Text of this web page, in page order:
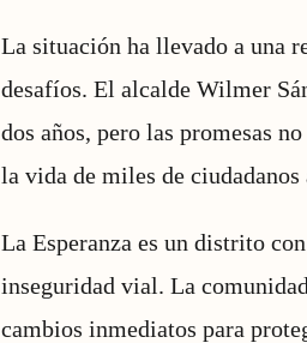
La situación ha llevado a una
desafíos. El alcalde Wilmer
dos años, pero las promesas
la vida de miles de
La Esperanza es un distrito
inseguridad vial. La
cambios inmediatos para